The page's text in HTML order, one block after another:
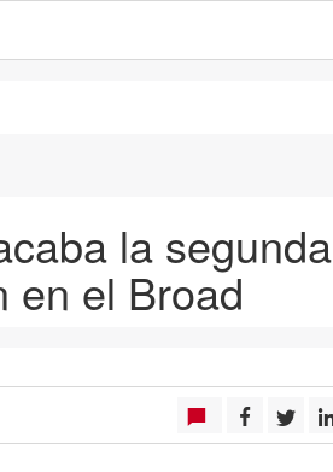
la segunda
en el Broad